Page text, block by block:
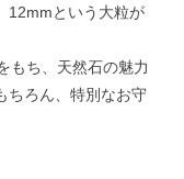
12mmという大粒が
もち、天然石の魅力
ちろん、特別なお守